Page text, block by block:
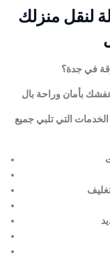
لنقل منزلك
في جدة؟
التي تلبي جميع